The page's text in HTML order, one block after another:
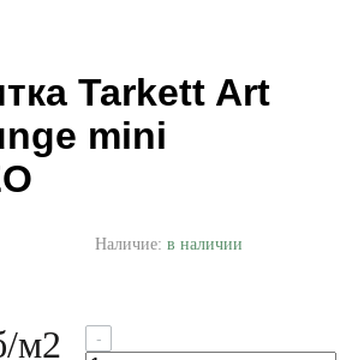
Tarkett Art
mini
Наличие: в наличии
/м2 -